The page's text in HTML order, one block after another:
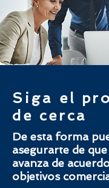
Siga el
de cerca
De esta forma
asegurarte de
avanza de
objetivos